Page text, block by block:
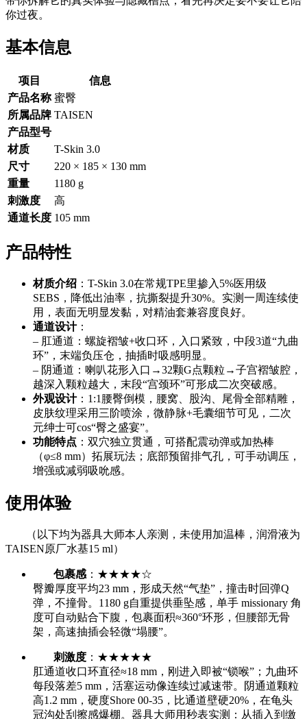
你过夜。
基本信息
项目
信息
产品名称 蜜臀
所属品牌 TAISEN
产品型号
材质
T-Skin 3.0
尺寸
220 × 185 × 130 mm
重量
1180 g
刺激度
高
通道长度 105 mm
产品特性
材质介绍 ：T-Skin 3.0在常规TPE里掺入5%医用级
SEBS，降低出油率，抗撕裂提升30%。实测一周连续使
用，表面无明显发黏，对精油套兼容度良好。
通道设计：
– 肛通道：螺旋褶皱+收口环，入口紧致，中段3道“九曲
环”，末端负压仓，抽插时吸感明显。
– 阴通道：喇叭花形入口→32颗G点颗粒→子宫褶皱腔，
越深入颗粒越大，末段“宫颈环”可形成二次突破感。
外观设计：1:1腰臀倒模，腰窝、股沟、尾骨全部精雕，
皮肤纹理采用三阶喷涂，微静脉+毛囊细节可见，二次
元绅士可cos“臀之盛宴”。
功能特点 ：双穴独立贯通，可搭配震动弹或加热棒
（φ≤8 mm）拓展玩法；底部预留排气孔，可手动调压，
增强或减弱吸吮感。
使用体验
（以下均为器具大师本人亲测，未使用加温棒，润滑液为
TAISEN原厂水基15 ml）
包裹感 ：★★★★☆
臀瓣厚度平均23 mm，形成天然“气垫”，撞击时回弹Q
弹，不撞骨。1180 g自重提供垂坠感，单手 missionary 角
度可自动贴合下腹，包裹面积≈360°环形，但腰部无骨
架，高速抽插会轻微“塌腰”。
刺激度 ：★★★★★
肛通道收口环直径≈18 mm，刚进入即被“锁喉”；九曲环
每段落差5 mm，活塞运动像连续过减速带。阴通道颗粒
高1.2 mm，硬度Shore 00-35，比通道壁硬20%，在龟头
冠沟处刮擦感爆棚。器具大师用秒表实测：从插入到缴